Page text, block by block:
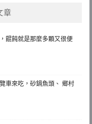
章
餛飩就是那麼多顆又很便
車來吃，砂鍋魚頭、 鄉村